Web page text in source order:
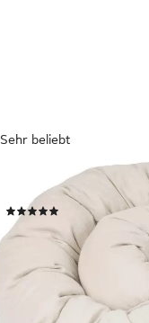
Sehr beliebt
JULIUS ZÖLLNER
Nestchenschlange
ab 23,36 € UVP
lieferbar in 2 Wochen